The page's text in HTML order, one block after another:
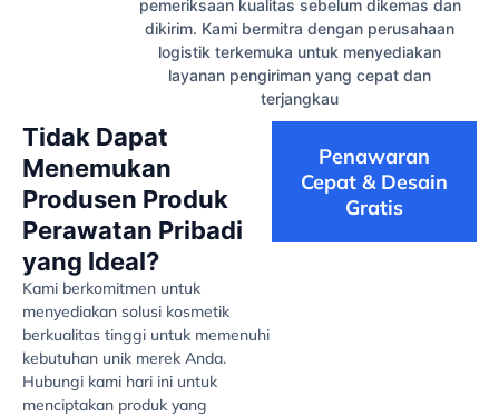
pemeriksaan kualitas sebelum dikemas dan
dikirim. Kami bermitra dengan perusahaan
logistik terkemuka untuk menyediakan
layanan pengiriman yang cepat dan
terjangkau
Tidak Dapat
Menemukan
Produsen Produk
Perawatan Pribadi
yang Ideal?
Kami berkomitmen untuk
menyediakan solusi kosmetik
berkualitas tinggi untuk memenuhi
kebutuhan unik merek Anda.
Hubungi kami hari ini untuk
menciptakan produk yang
Penawaran
Cepat & Desain
Gratis